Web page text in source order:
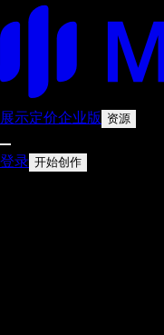
展示定价企业版 资源
登录 开始创作